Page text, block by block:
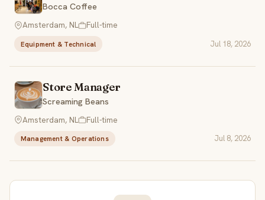
Bocca Coffee
Amsterdam, NL
Full-time
Equipment & Technical Jul 18, 2026
Store Manager
Screaming Beans
Amsterdam, NL
Full-time
Management & Operations Jul 8, 2026